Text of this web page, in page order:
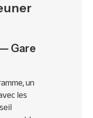
Gare
un
les